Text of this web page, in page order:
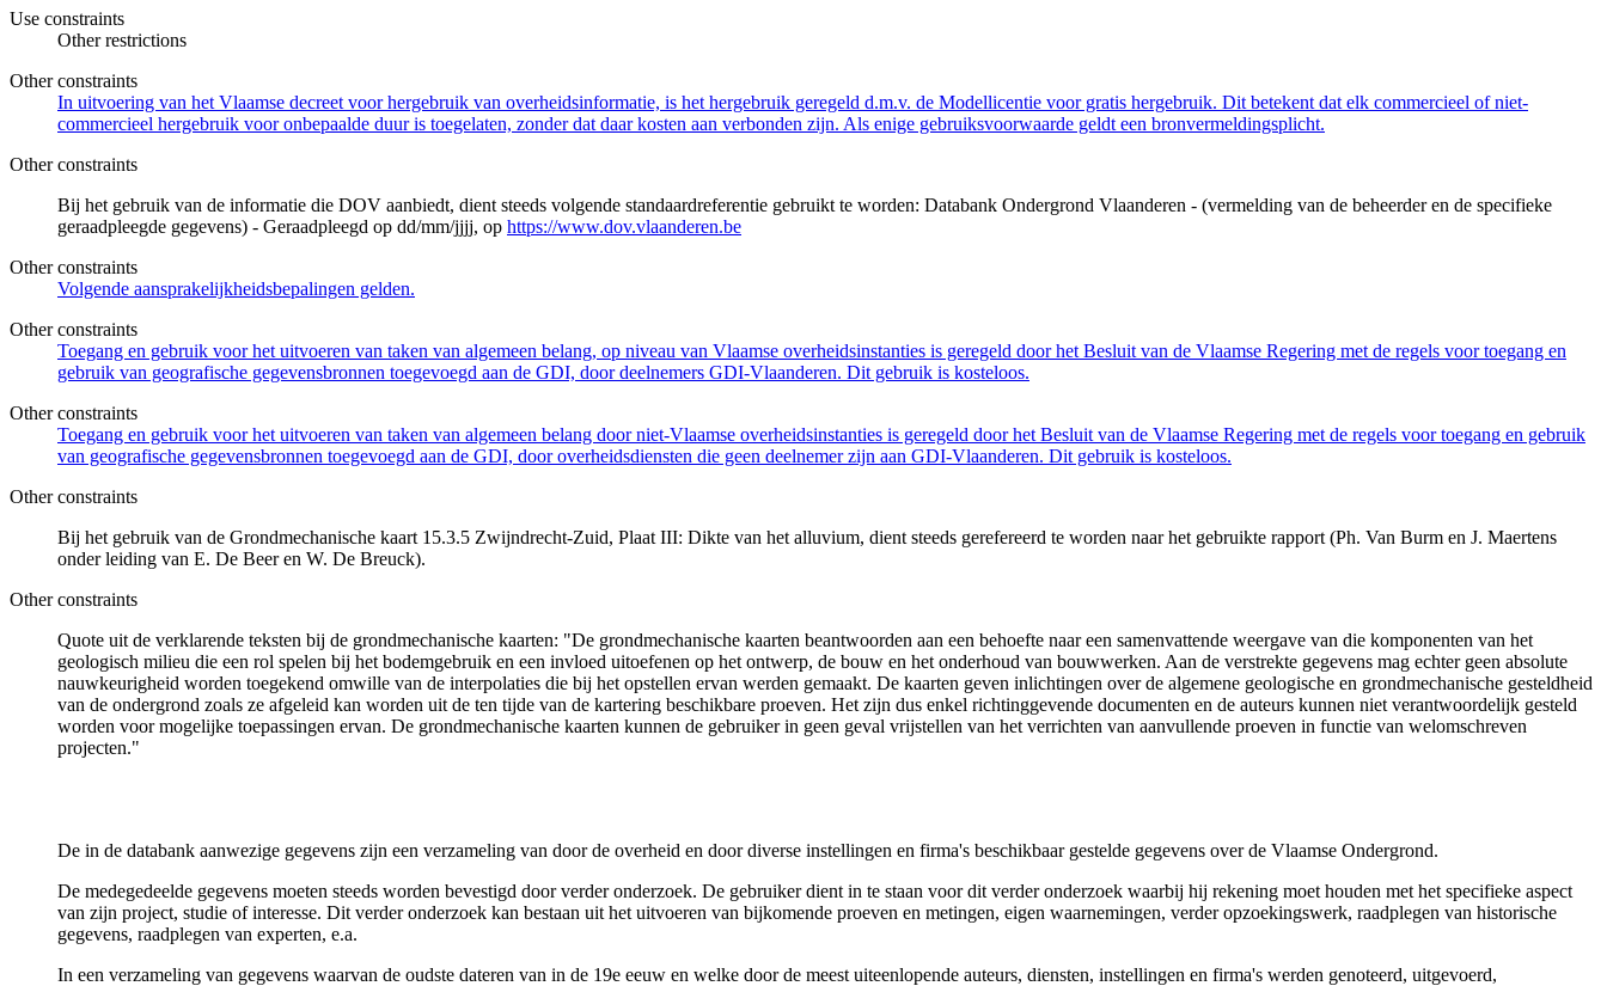
Use constraints
Other restrictions
Other constraints
In uitvoering van het Vlaamse decreet voor hergebruik van overheidsinformatie, is het hergebruik geregeld d.m.v. de Modellicentie voor gratis hergebruik. Dit betekent dat elk commercieel of niet-
commercieel hergebruik voor onbepaalde duur is toegelaten, zonder dat daar kosten aan verbonden zijn. Als enige gebruiksvoorwaarde geldt een bronvermeldingsplicht.
Other constraints
Bij het gebruik van de informatie die DOV aanbiedt, dient steeds volgende standaardreferentie gebruikt te worden: Databank Ondergrond Vlaanderen - (vermelding van de beheerder en de specifieke
geraadpleegde gegevens) - Geraadpleegd op dd/mm/jjjj, op https://www.dov.vlaanderen.be
Other constraints
Volgende aansprakelijkheidsbepalingen gelden.
Other constraints
Toegang en gebruik voor het uitvoeren van taken van algemeen belang, op niveau van Vlaamse overheidsinstanties is geregeld door het Besluit van de Vlaamse Regering met de regels voor toegang en
gebruik van geografische gegevensbronnen toegevoegd aan de GDI, door deelnemers GDI-Vlaanderen. Dit gebruik is kosteloos.
Other constraints
Toegang en gebruik voor het uitvoeren van taken van algemeen belang door niet-Vlaamse overheidsinstanties is geregeld door het Besluit van de Vlaamse Regering met de regels voor toegang en gebruik
van geografische gegevensbronnen toegevoegd aan de GDI, door overheidsdiensten die geen deelnemer zijn aan GDI-Vlaanderen. Dit gebruik is kosteloos.
Other constraints
Bij het gebruik van de Grondmechanische kaart 15.3.5 Zwijndrecht-Zuid, Plaat III: Dikte van het alluvium, dient steeds gerefereerd te worden naar het gebruikte rapport (Ph. Van Burm en J. Maertens
onder leiding van E. De Beer en W. De Breuck).
Other constraints
Quote uit de verklarende teksten bij de grondmechanische kaarten: "De grondmechanische kaarten beantwoorden aan een behoefte naar een samenvattende weergave van die komponenten van het
geologisch milieu die een rol spelen bij het bodemgebruik en een invloed uitoefenen op het ontwerp, de bouw en het onderhoud van bouwwerken. Aan de verstrekte gegevens mag echter geen absolute
nauwkeurigheid worden toegekend omwille van de interpolaties die bij het opstellen ervan werden gemaakt. De kaarten geven inlichtingen over de algemene geologische en grondmechanische gesteldheid
van de ondergrond zoals ze afgeleid kan worden uit de ten tijde van de kartering beschikbare proeven. Het zijn dus enkel richtinggevende documenten en de auteurs kunnen niet verantwoordelijk gesteld
worden voor mogelijke toepassingen ervan. De grondmechanische kaarten kunnen de gebruiker in geen geval vrijstellen van het verrichten van aanvullende proeven in functie van welomschreven
projecten."
De in de databank aanwezige gegevens zijn een verzameling van door de overheid en door diverse instellingen en firma's beschikbaar gestelde gegevens over de Vlaamse Ondergrond.
De medegedeelde gegevens moeten steeds worden bevestigd door verder onderzoek. De gebruiker dient in te staan voor dit verder onderzoek waarbij hij rekening moet houden met het specifieke aspect
van zijn project, studie of interesse. Dit verder onderzoek kan bestaan uit het uitvoeren van bijkomende proeven en metingen, eigen waarnemingen, verder opzoekingswerk, raadplegen van historische
gegevens, raadplegen van experten, e.a.
In een verzameling van gegevens waarvan de oudste dateren van in de 19e eeuw en welke door de meest uiteenlopende auteurs, diensten, instellingen en firma's werden genoteerd, uitgevoerd,